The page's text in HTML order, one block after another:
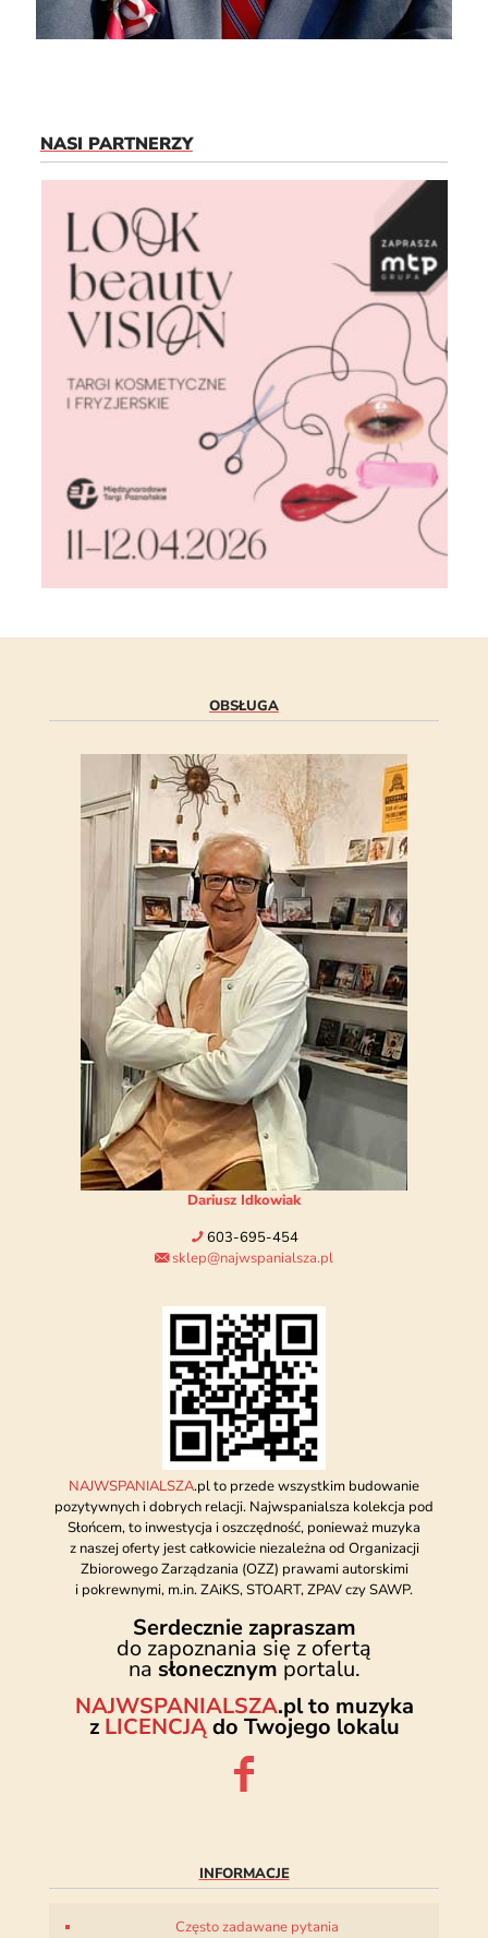
NASI PARTNERZY
OBSŁUGA
Dariusz Idkowiak
603-695-454
sklep@najwspanialsza.pl
NAJWSPANIALSZA.pl to przede wszystkim budowanie
pozytywnych i dobrych relacji. Najwspanialsza kolekcja pod
Słońcem, to inwestycja i oszczędność, ponieważ muzyka
z naszej oferty jest całkowicie niezależna od Organizacji
Zbiorowego Zarządzania (OZZ) prawami autorskimi
i pokrewnymi, m.in. ZAiKS, STOART, ZPAV czy SAWP.
Serdecznie zapraszam
do zapoznania się z ofertą
na słonecznym portalu.
NAJWSPANIALSZA.pl to muzyka
z LICENCJĄdo Twojego lokalu
INFORMACJE
Często zadawane pytania